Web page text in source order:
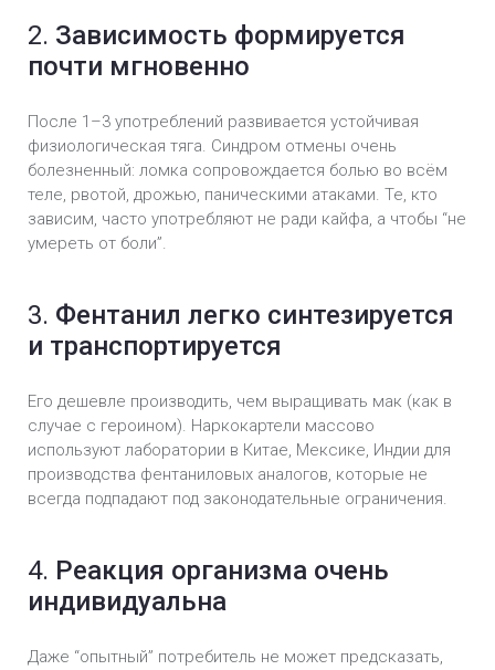
2. Зависимость формируется
почти мгновенно
После 1–3 употреблений развивается устойчивая
физиологическая тяга. Синдром отмены очень
болезненный: ломка сопровождается болью во всём
теле, рвотой, дрожью, паническими атаками. Те, кто
зависим, часто употребляют не ради кайфа, а чтобы “не
умереть от боли”.
3. Фентанил легко синтезируется
и транспортируется
Его дешевле производить, чем выращивать мак (как в
случае с героином). Наркокартели массово
используют лаборатории в Китае, Мексике, Индии для
производства фентаниловых аналогов, которые не
всегда подпадают под законодательные ограничения.
4. Реакция организма очень
индивидуальна
Даже “опытный” потребитель не может предсказать,